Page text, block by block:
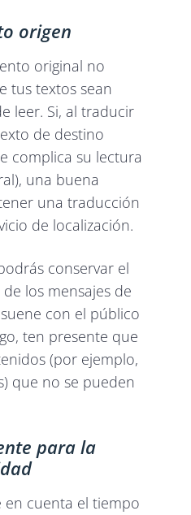
origen
original no
tus textos sean
leer. Si, al traducir
de destino
complica su lectura
una buena
una traducción
de localización.
conservar el
los mensajes de
con el público
ten presente que
(por ejemplo,
que no se pueden
para la
en cuenta el tiempo